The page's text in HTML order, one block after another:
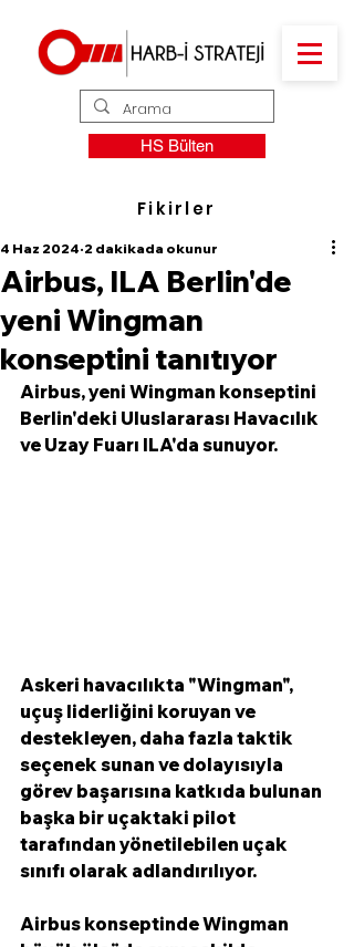
HS Bülten
Fikirler
Airbus, ILA Berlin'de
yeni Wingman
konseptini tanıtıyor
4 Haz 2024 2 dakikada okunur
Airbus, yeni Wingman konseptini
Berlin'deki Uluslararası Havacılık
ve Uzay Fuarı ILA'da sunuyor.
Askeri havacılıkta "Wingman",
uçuş liderliğini koruyan ve
destekleyen, daha fazla taktik
seçenek sunan ve dolayısıyla
görev başarısına katkıda bulunan
başka bir uçaktaki pilot
tarafından yönetilebilen uçak
sınıfı olarak adlandırılıyor.
Airbus konseptinde Wingman